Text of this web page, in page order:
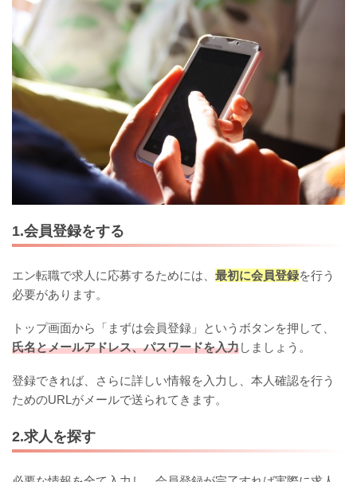
1.会員登録をする
エン転職で求人に応募するためには、 最初に会員登録を行う
必要があります。
トップ画面から「まずは会員登録」というボタンを押して、
氏名とメールアドレス、パスワードを入力しましょう。
登録できれば、さらに詳しい情報を入力し、本人確認を行う
ためのURLがメールで送られてきます。
2.求人を探す